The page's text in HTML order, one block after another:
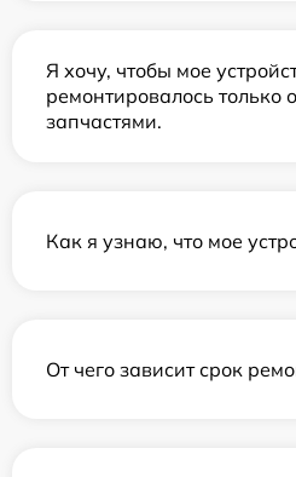
Я хочу, чтобы мое
ремонтировалось только
запчастями.
Как я узнаю, что мое
От чего зависит срок